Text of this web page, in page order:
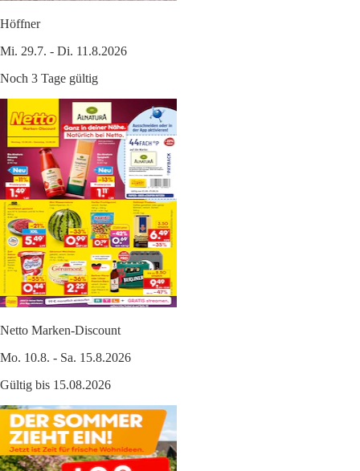
Höffner
Mi. 29.7. - Di. 11.8.2026
Noch 3 Tage gültig
Netto Marken-Discount
Mo. 10.8. - Sa. 15.8.2026
Gültig bis 15.08.2026